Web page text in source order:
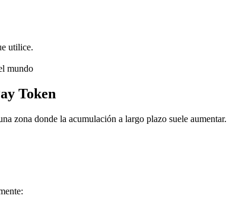
utilice.
mundo
Token
zona donde la acumulación a largo plazo suele aumentar.